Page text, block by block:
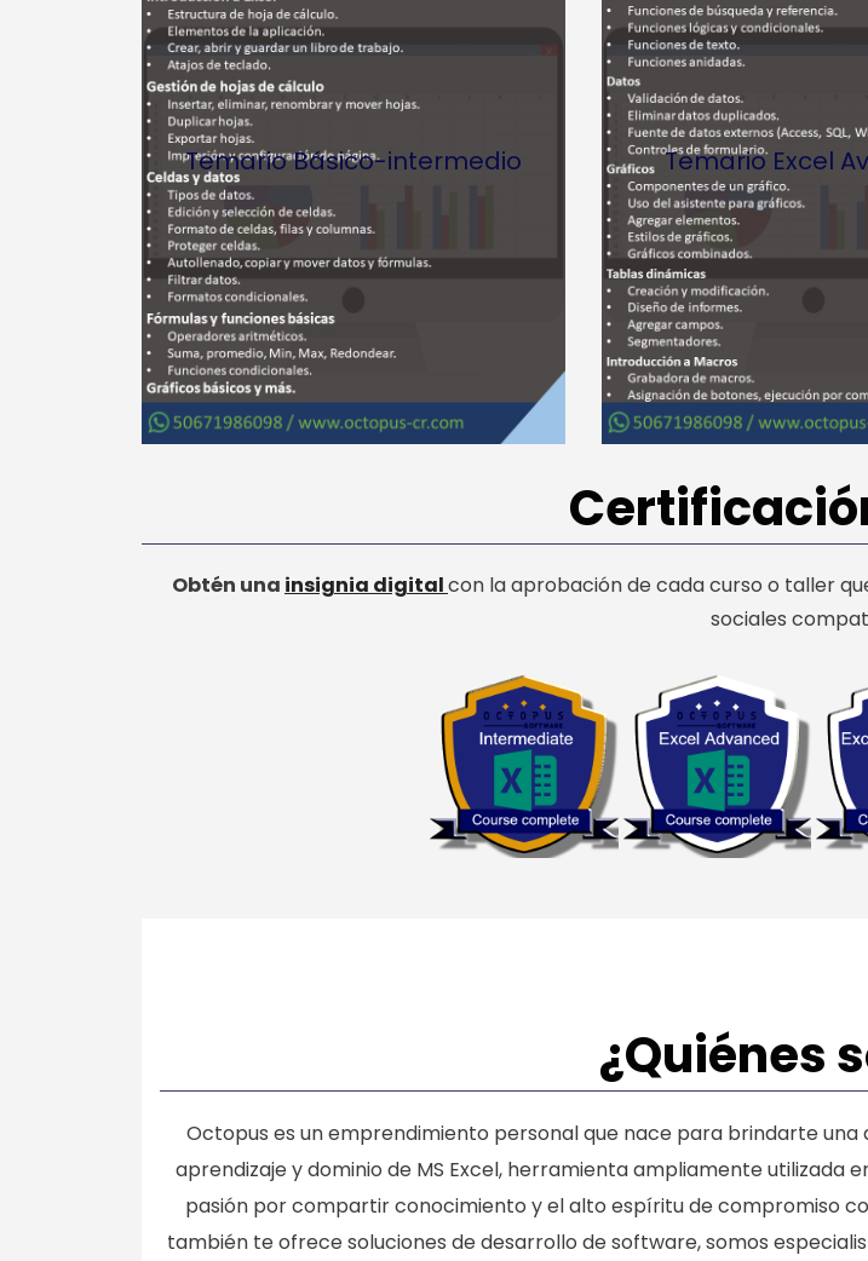
Temario Básico-intermedio Temario Excel
Obtén una insignia digitalcon la aprobación de cada curso o taller
sociales
¿Quiénes
Octopus es un emprendimiento personal que nace para brindarte
aprendizaje y dominio de MS Excel, herramienta ampliamente utilizada
pasión por compartir conocimiento y el alto espíritu de compromiso
también te ofrece soluciones de desarrollo de software, somos